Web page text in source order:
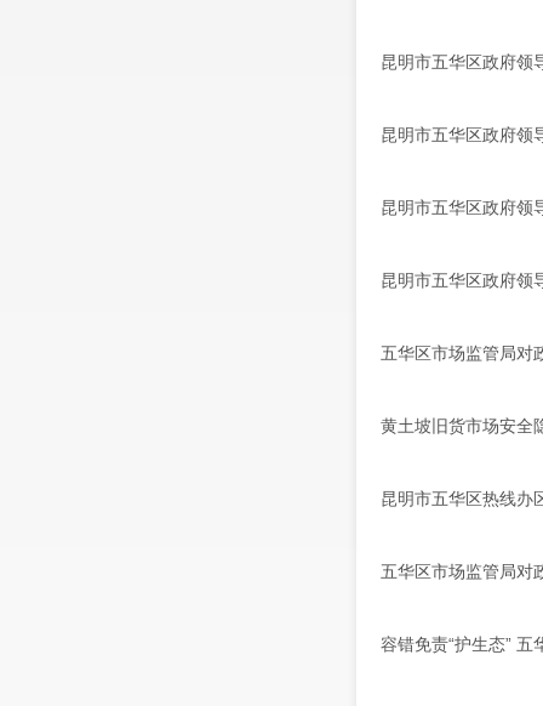
昆明市五华区政府领
昆明市五华区政府领
昆明市五华区政府领
昆明市五华区政府领
五华区市场监管局对
黄土坡旧货市场安全
昆明市五华区热线办
五华区市场监管局对
容错免责“护生态”